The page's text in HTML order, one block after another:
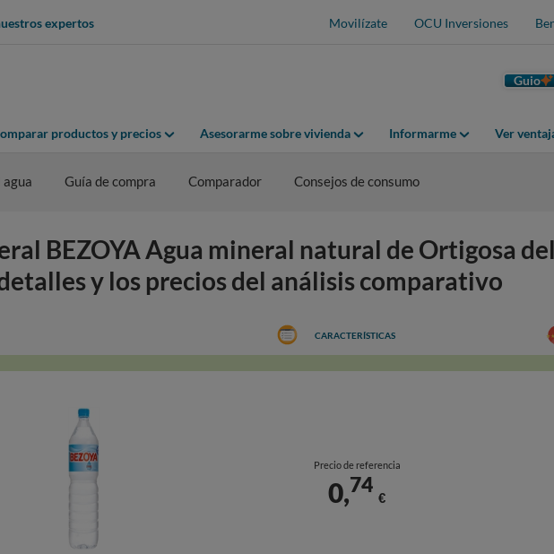
expertos Movilízate OCU Inversiones
Guio
productos y precios Asesorarme sobre vivienda Informarme Ver
agua Guía de compra Comparador Consejos de consumo
BEZOYA Agua mineral natural de Ortigosa
y los precios del análisis comparativo
CARACTERÍSTICAS
Precio de referencia
0,74
€